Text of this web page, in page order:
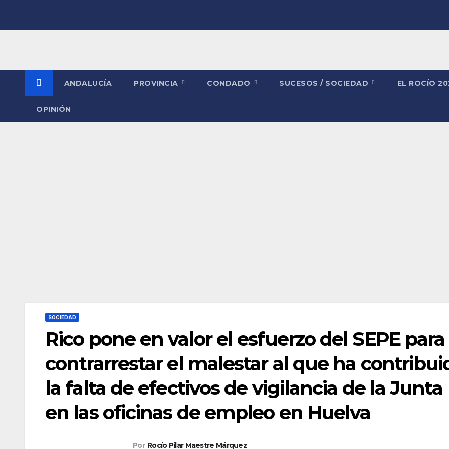
ANDALUCÍA PROVINCIA CONDADO SUCESOS / SOCIEDAD EL ROCÍO
OPINIÓN
SOCIEDAD
Rico pone en valor el esfuerzo del SEPE para
contrarrestar el malestar al que ha
la falta de efectivos de vigilancia de la Junta
en las oficinas de empleo en Huelva
Por Rocío Pilar Maestre Márquez